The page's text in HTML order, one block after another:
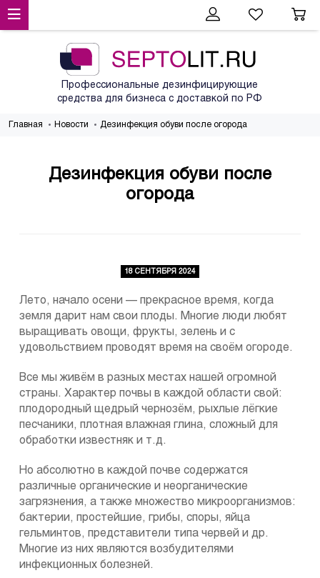
Профессиональные дезинфицирующие
средства для бизнеса с доставкой по РФ
Главная Новости Дезинфекция обуви после огорода
Дезинфекция обуви после
огорода
18 СЕНТЯБРЯ 2024
Лето, начало осени — прекрасное время, когда
земля дарит нам свои плоды. Многие люди любят
выращивать овощи, фрукты, зелень и с
удовольствием проводят время на своём огороде.
Все мы живём в разных местах нашей огромной
страны. Характер почвы в каждой области свой:
плодородный щедрый чернозём, рыхлые лёгкие
песчаники, плотная влажная глина, сложный для
обработки известняк и т.д.
Но абсолютно в каждой почве содержатся
различные органические и неорганические
загрязнения, а также множество микроорганизмов:
бактерии, простейшие, грибы, споры, яйца
гельминтов, представители типа червей и др.
Многие из них являются возбудителями
инфекционных болезней.